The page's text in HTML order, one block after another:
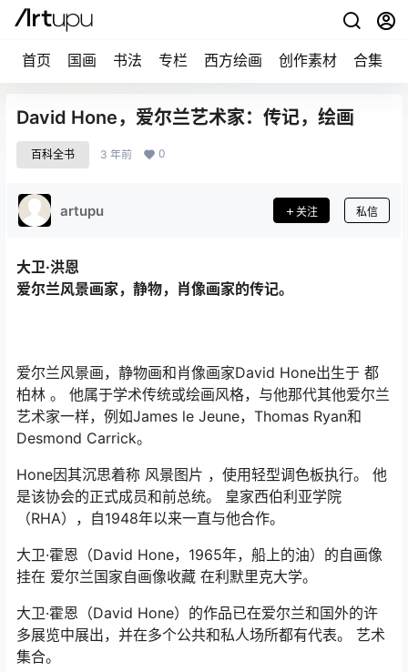
首页 国画 书法 专栏 西方绘画 创作素材 合集
David Hone，爱尔兰艺术家：传记，绘画
百科全书 3 年前 0
artupu 关注 私信
大卫·洪恩
爱尔兰风景画家，静物，肖像画家的传记。
爱尔兰风景画，静物画和肖像画家David Hone出生于 都
柏林 。 他属于学术传统或绘画风格，与他那代其他爱尔兰
艺术家一样，例如James le Jeune，Thomas Ryan和
Desmond Carrick。
Hone因其沉思着称 风景图片 ，使用轻型调色板执行。 他
是该协会的正式成员和前总统。 皇家西伯利亚学院
（RHA），自1948年以来一直与他合作。
大卫·霍恩（David Hone，1965年，船上的油）的自画像
挂在 爱尔兰国家自画像收藏 在利默里克大学。
大卫·霍恩（David Hone）的作品已在爱尔兰和国外的许
多展览中展出，并在多个公共和私人场所都有代表。 艺术
集合。